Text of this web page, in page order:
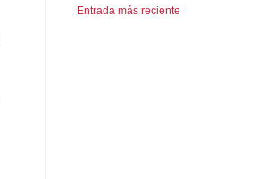
Entrada más reciente